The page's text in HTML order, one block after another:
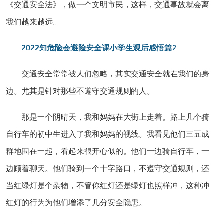
《交通安全法》，做一个文明市民，这样，交通事故就会离
我们越来越远。
2022知危险会避险安全课小学生观后感悟篇2
交通安全常常被人们忽略，其实交通安全就在我们的身
边。尤其是针对那些不遵守交通规则的人。
那是一个阴晴天，我和妈妈在大街上走着。路上几个骑
自行车的初中生进入了我和妈妈的视线。我看见他们三五成
群地围在一起，看起来很开心似的。他们一边骑自行车，一
边顾着聊天。他们骑到一个十字路口，不遵守交通规则，还
当红绿灯是个杂物，不管你红灯还是绿灯也照样冲，这种冲
红灯的行为为他们增添了几分安全隐患。